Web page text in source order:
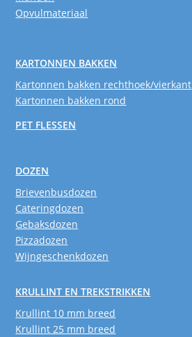
Opvulmateriaal
KARTONNEN BAKKEN
Kartonnen bakken rechthoek/vierkant
Kartonnen bakken rond
PET FLESSEN
DOZEN
Brievenbusdozen
Cateringdozen
Gebaksdozen
Pizzadozen
Wijngeschenkdozen
KRULLINT EN TREKSTRIKKEN
Krullint 10 mm breed
Krullint 25 mm breed